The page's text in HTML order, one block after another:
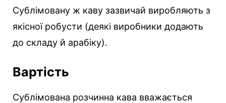
Сублімовану ж каву зазвичай виробляють з
якісної робусти (деякі виробники додають
до складу й арабіку).
Вартість
Сублімована розчинна кава вважається